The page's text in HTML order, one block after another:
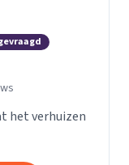
het verhuizen